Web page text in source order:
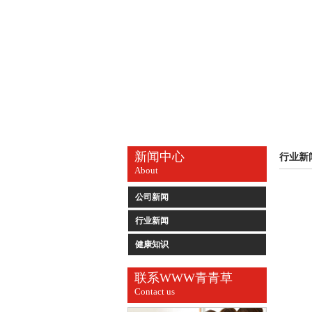
新闻中心
About
公司新闻
行业新闻
健康知识
联系WWW青青草
Contact us
行业新